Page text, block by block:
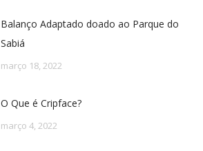
Balanço Adaptado doado ao Parque do
Sabiá
março 18, 2022
O Que é Cripface?
março 4, 2022